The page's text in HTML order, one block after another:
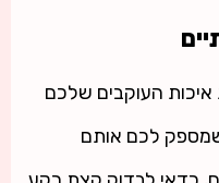
העוקבים שלכם
לכם אותם